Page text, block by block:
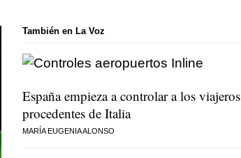
También en La Voz
España empieza a controlar a los viajeros
procedentes de Italia
MARÍA EUGENIA ALONSO